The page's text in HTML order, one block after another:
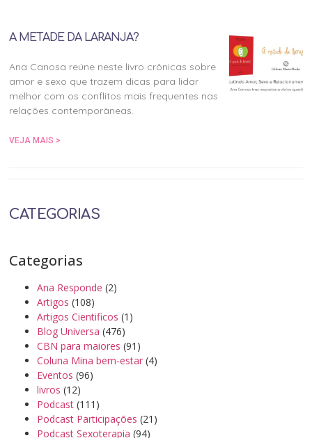
A METADE DA LARANJA?
Ana Canosa reúne neste livro crônicas sobre
amor e sexo que trazem dicas para lidar
melhor com os conflitos mais frequentes nas
relações contemporâneas.
VEJA MAIS >
CATEGORIAS
Categorias
Ana Responde (2)
Artigos (108)
Artigos Cientificos (1)
Blog Universa (476)
CBN para maiores (91)
Coluna Mina bem-estar (4)
Eventos (96)
livros (12)
Podcast (111)
Podcast Participações (21)
Podcast Sexoterapia (94)